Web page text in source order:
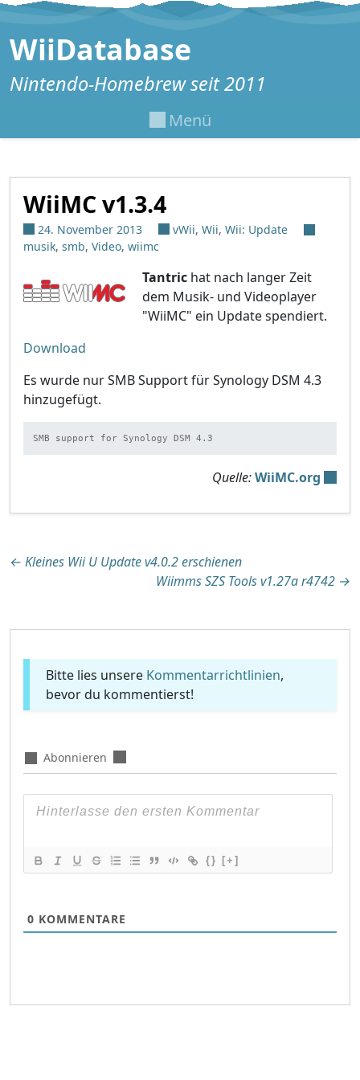
Zum Inhalt springen
WiiDatabase
Nintendo-Homebrew seit 2011
Menü
WiiMC v1.3.4
24. November 2013 vWii, Wii, Wii: Update
musik, smb, Video, wiimc
Tantric hat nach langer Zeit
dem Musik- und Videoplayer
"WiiMC" ein Update spendiert.
Download
Es wurde nur SMB Support für Synology DSM 4.3
hinzugefügt.
SMB support for Synology DSM 4.3
Quelle:WiiMC.org
Beitragsnavigation
← Kleines Wii U Update v4.0.2 erschienen
Wiimms SZS Tools v1.27a r4742 →
Bitte lies unsere Kommentarrichtlinien,
bevor du kommentierst!
Abonnieren
{} [+]
0 KOMMENTARE